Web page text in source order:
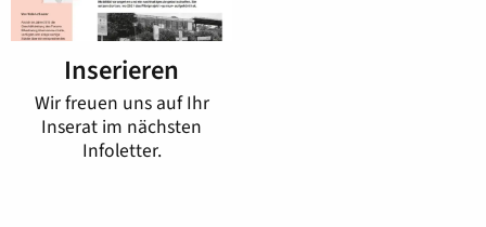
Inserieren
Wir freuen uns auf Ihr
Inserat im nächsten
Infoletter.